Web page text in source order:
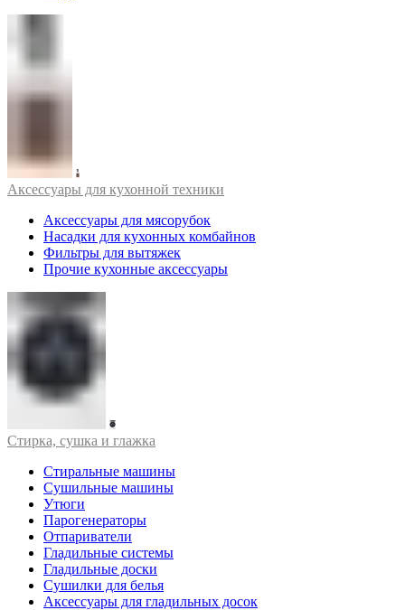
Аксессуары для кухонной техники
Аксессуары для мясорубок
Насадки для кухонных комбайнов
Фильтры для вытяжек
Прочие кухонные аксессуары
Стирка, сушка и глажка
Стиральные машины
Сушильные машины
Утюги
Парогенераторы
Отпариватели
Гладильные системы
Гладильные доски
Сушилки для белья
Аксессуары для гладильных досок